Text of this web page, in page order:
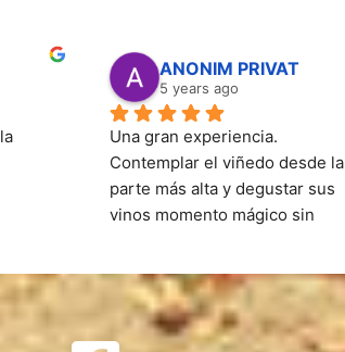
ANONIM PRIVAT
5 years ago
Una gran experiencia.
Contemplar el viñedo desde la
parte más alta y degustar sus
vinos momento mágico sin
entorno.